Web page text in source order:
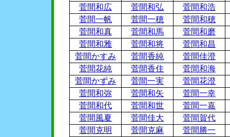
菅間和広
菅間和弘
菅間和浩
菅間一帆
菅間一穂
菅間和穂
菅間和真
菅間和馬
菅間和磨
菅間和雅
菅間和将
菅間和昌
菅間かすみ
菅間香純
菅間佳澄
菅間花純
菅間香住
菅間和海
菅間かずみ
菅間一実
菅間花澄
菅間和弥
菅間和矢
菅間一幸
菅間和代
菅間和世
菅間一嘉
菅間風夏
菅間佳大
菅間賀代
菅間克明
菅間克麻
菅間勝一